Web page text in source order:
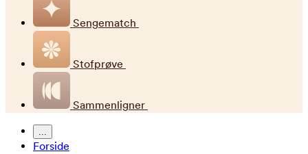
Sengematch
Stofprøve
Sammenligner
...
Forside